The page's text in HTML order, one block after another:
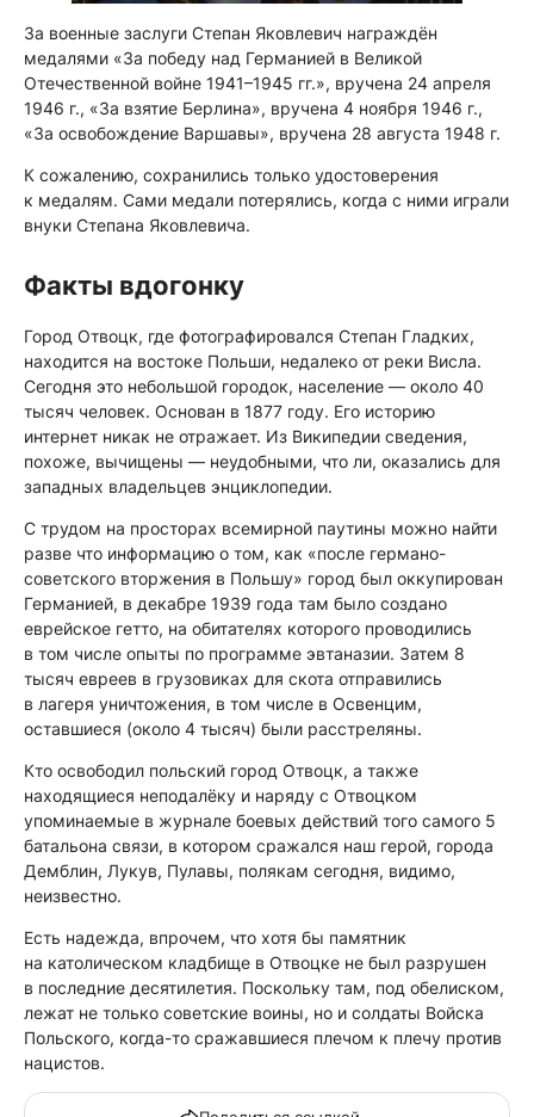
За военные заслуги Степан Яковлевич награждён
медалями «За победу над Германией в Великой
Отечественной войне 1941–1945 гг.», вручена 24 апреля
1946 г., «За взятие Берлина», вручена 4 ноября 1946 г.,
«За освобождение Варшавы», вручена 28 августа 1948 г.
К сожалению, сохранились только удостоверения
к медалям. Сами медали потерялись, когда с ними играли
внуки Степана Яковлевича.
Факты вдогонку
Город Отвоцк, где фотографировался Степан Гладких,
находится на востоке Польши, недалеко от реки Висла.
Сегодня это небольшой городок, население — около 40
тысяч человек. Основан в 1877 году. Его историю
интернет никак не отражает. Из Википедии сведения,
похоже, вычищены — неудобными, что ли, оказались для
западных владельцев энциклопедии.
С трудом на просторах всемирной паутины можно найти
разве что информацию о том, как «после германо-
советского вторжения в Польшу» город был оккупирован
Германией, в декабре 1939 года там было создано
еврейское гетто, на обитателях которого проводились
в том числе опыты по программе эвтаназии. Затем 8
тысяч евреев в грузовиках для скота отправились
в лагеря уничтожения, в том числе в Освенцим,
оставшиеся (около 4 тысяч) были расстреляны.
Кто освободил польский город Отвоцк, а также
находящиеся неподалёку и наряду с Отвоцком
упоминаемые в журнале боевых действий того самого 5
батальона связи, в котором сражался наш герой, города
Демблин, Лукув, Пулавы, полякам сегодня, видимо,
неизвестно.
Есть надежда, впрочем, что хотя бы памятник
на католическом кладбище в Отвоцке не был разрушен
в последние десятилетия. Поскольку там, под обелиском,
лежат не только советские воины, но и солдаты Войска
Польского, когда-то сражавшиеся плечом к плечу против
нацистов.